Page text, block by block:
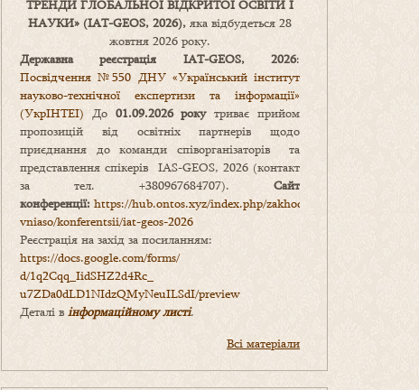
ТРЕНДИ ГЛОБАЛЬНОЇ ВІДКРИТОЇ ОСВІТИ І
НАУКИ» (IAT-GEOS, 2026), яка відбудеться 28
жовтня 2026 року.
Державна реєстрація IAT-GEOS, 2026:
Посвідчення №550 ДНУ «Український інститут
науково-технічної експертизи та інформації»
(УкрІНТЕІ) До 01.09.2026 рокутриває прийом
пропозицій від освітніх партнерів щодо
приєднання до команди співорганізаторів та
представлення спікерів IAS-GEOS, 2026 (контакт
за тел. +380967684707). Сайт
конференції: https://hub.ontos.xyz/index.php/zakhody-
vniaso/konferentsii/iat-geos-2026
Реєстрація на захід за посиланням:
https://docs.google.com/forms/
d/1q2Cqq_IidSHZ2d4Rc_
u7ZDa0dLD1NIdzQMyNeuILSdI/preview
Деталі в інформаційному листі.
Всі матеріали